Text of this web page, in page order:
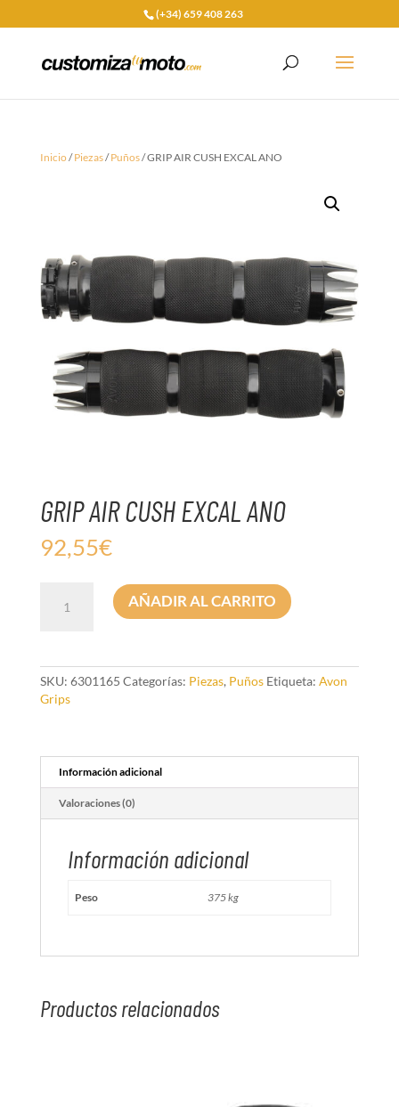
(+34) 659 408 263
Inicio/Piezas/Puños/ GRIP AIR CUSH EXCAL ANO
GRIP AIR CUSH EXCAL ANO
92,55€
cantidad
AÑADIR AL CARRITO
SKU: 6301165 Categorías: Piezas, Puños Etiqueta: Avon
Grips
Información adicional
Valoraciones (0)
Información adicional
Peso 375 kg
Productos relacionados